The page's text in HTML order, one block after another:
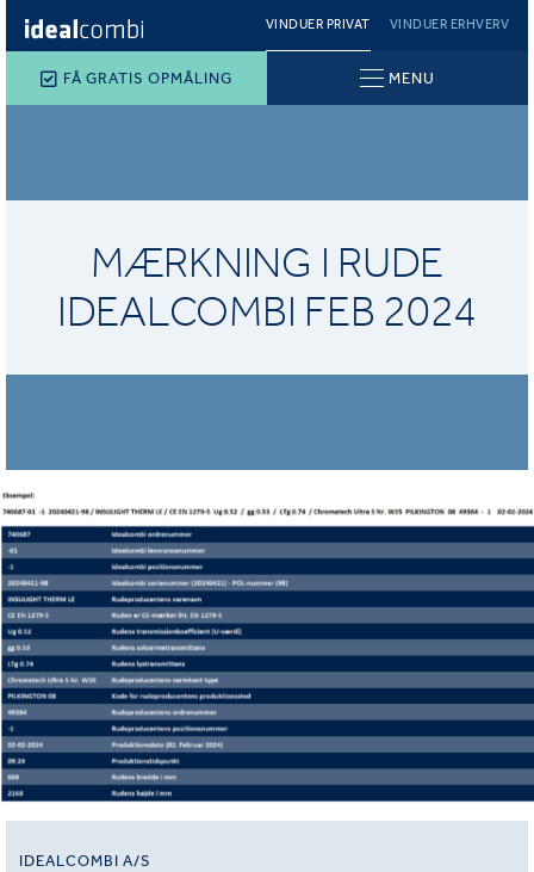
VINDUER PRIVAT VINDUER ERHVERV
FÅ GRATIS OPMÅLING MENU
MÆRKNING I RUDE
IDEALCOMBI FEB 2024
IDEALCOMBI A/S